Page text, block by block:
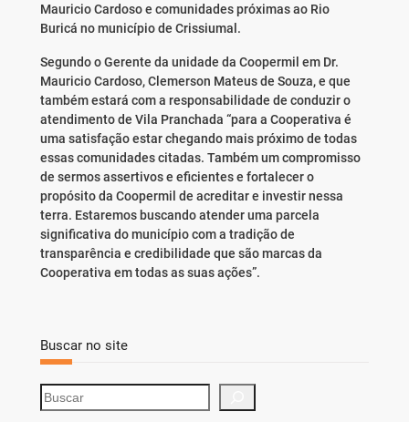
Mauricio Cardoso e comunidades próximas ao Rio
Buricá no município de Crissiumal.
Segundo o Gerente da unidade da Coopermil em Dr.
Mauricio Cardoso, Clemerson Mateus de Souza, e que
também estará com a responsabilidade de conduzir o
atendimento de Vila Pranchada “para a Cooperativa é
uma satisfação estar chegando mais próximo de todas
essas comunidades citadas. Também um compromisso
de sermos assertivos e eficientes e fortalecer o
propósito da Coopermil de acreditar e investir nessa
terra. Estaremos buscando atender uma parcela
significativa do município com a tradição de
transparência e credibilidade que são marcas da
Cooperativa em todas as suas ações”.
Buscar no site
S
e